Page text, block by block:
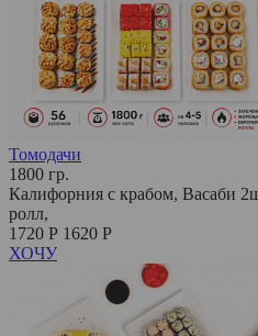
Томодачи
1800 гр.
Калифорния с крабом, Васаби
ролл,
1720 Р 1620 Р
ХОЧУ